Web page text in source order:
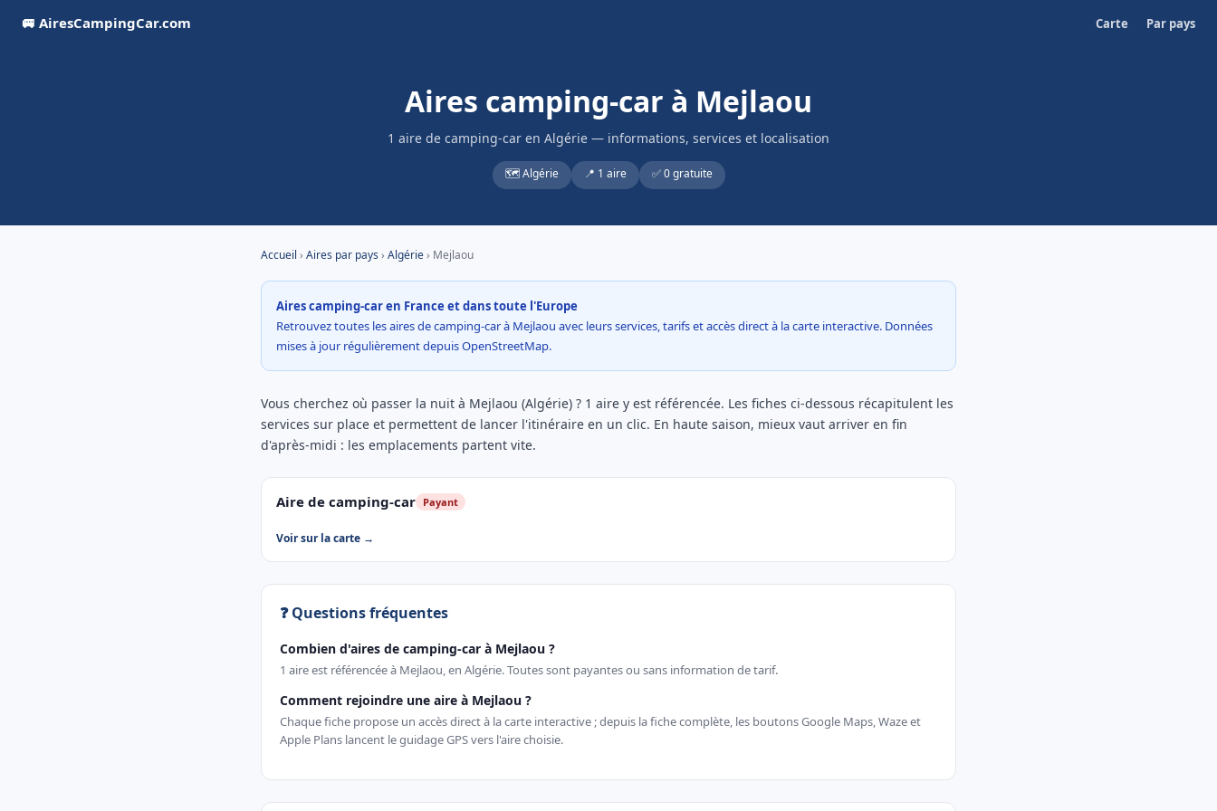
🚐 AiresCampingCar.com Carte Par pays
Aires camping-car à Mejlaou
1 aire de camping-car en Algérie — informations, services et localisation
🗺️ Algérie 📍 1 aire ✅ 0 gratuite
Accueil › Aires par pays› Algérie› Mejlaou
Aires camping-car en France et dans toute l'Europe
Retrouvez toutes les aires de camping-car à Mejlaou avec leurs services, tarifs et accès direct à la carte interactive. Données
mises à jour régulièrement depuis OpenStreetMap.
Vous cherchez où passer la nuit à Mejlaou (Algérie) ? 1 aire y est référencée. Les fiches ci-dessous récapitulent les
services sur place et permettent de lancer l'itinéraire en un clic. En haute saison, mieux vaut arriver en fin
d'après-midi : les emplacements partent vite.
Aire de camping-car Payant
Voir sur la carte →
❓ Questions fréquentes
Combien d'aires de camping-car à Mejlaou ?
1 aire est référencée à Mejlaou, en Algérie. Toutes sont payantes ou sans information de tarif.
Comment rejoindre une aire à Mejlaou ?
Chaque fiche propose un accès direct à la carte interactive ; depuis la fiche complète, les boutons Google Maps, Waze et
Apple Plans lancent le guidage GPS vers l'aire choisie.